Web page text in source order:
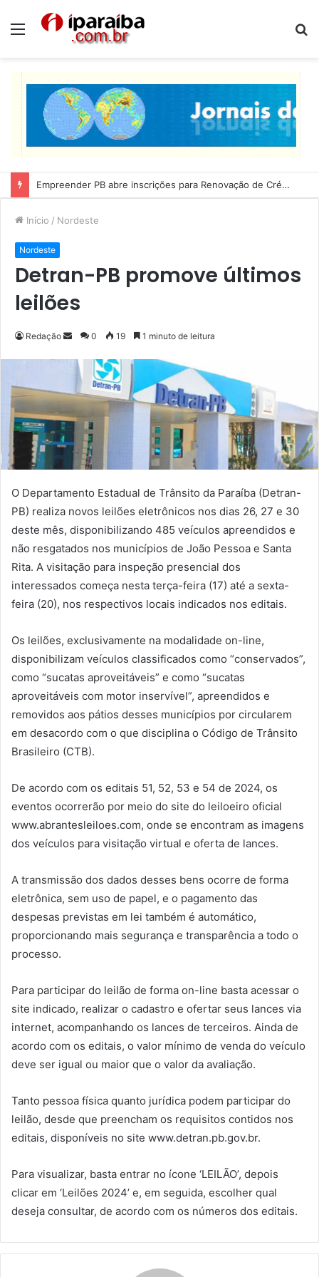
Menu
Lucas Ribeiro inspeciona obras da última etapa do Centro de Convenções
Início / Nordeste
Nordeste
Detran-PB promove últimos
leilões
Redação
e
u
e
-
m
a
0 19 1 minuto de leitura
O Departamento Estadual de Trânsito da Paraíba (Detran-
PB) realiza novos leilões eletrônicos nos dias 26, 27 e 30
deste mês, disponibilizando 485 veículos apreendidos e
não resgatados nos municípios de João Pessoa e Santa
Rita. A visitação para inspeção presencial dos
interessados começa nesta terça-feira (17) até a sexta-
feira (20), nos respectivos locais indicados nos editais.
Os leilões, exclusivamente na modalidade on-line,
disponibilizam veículos classificados como “conservados”,
como “sucatas aproveitáveis” e como “sucatas
aproveitáveis com motor inservível”, apreendidos e
removidos aos pátios desses municípios por circularem
em desacordo com o que disciplina o Código de Trânsito
Brasileiro (CTB).
De acordo com os editais 51, 52, 53 e 54 de 2024, os
eventos ocorrerão por meio do site do leiloeiro oficial
www.abrantesleiloes.com, onde se encontram as imagens
dos veículos para visitação virtual e oferta de lances.
A transmissão dos dados desses bens ocorre de forma
eletrônica, sem uso de papel, e o pagamento das
despesas previstas em lei também é automático,
proporcionando mais segurança e transparência a todo o
processo.
Para participar do leilão de forma on-line basta acessar o
site indicado, realizar o cadastro e ofertar seus lances via
internet, acompanhando os lances de terceiros. Ainda de
acordo com os editais, o valor mínimo de venda do veículo
deve ser igual ou maior que o valor da avaliação.
Tanto pessoa física quanto jurídica podem participar do
leilão, desde que preencham os requisitos contidos nos
editais, disponíveis no site www.detran.pb.gov.br.
Para visualizar, basta entrar no ícone ‘LEILÃO’, depois
clicar em ‘Leilões 2024’ e, em seguida, escolher qual
deseja consultar, de acordo com os números dos editais.